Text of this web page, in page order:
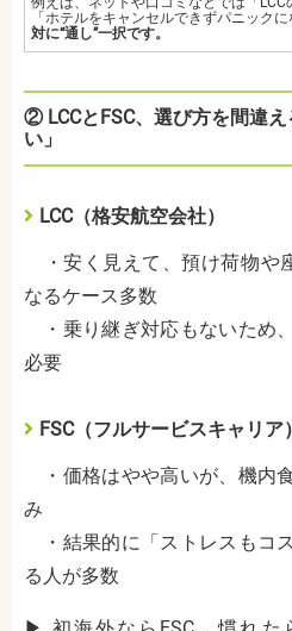
「ホテルをキャンセルできずパニックに
対に“通し”一択です。
② LCCとFSC、選び方を間違
い」
LCC（格安航空会社）
・安く見えて、預け荷物や
なるケース多数
・乗り継ぎ対応もないため
必要
FSC（フルサービスキャリア）
・価格はやや高いが、機内
み
・結果的に「ストレスもコ
る人が多数